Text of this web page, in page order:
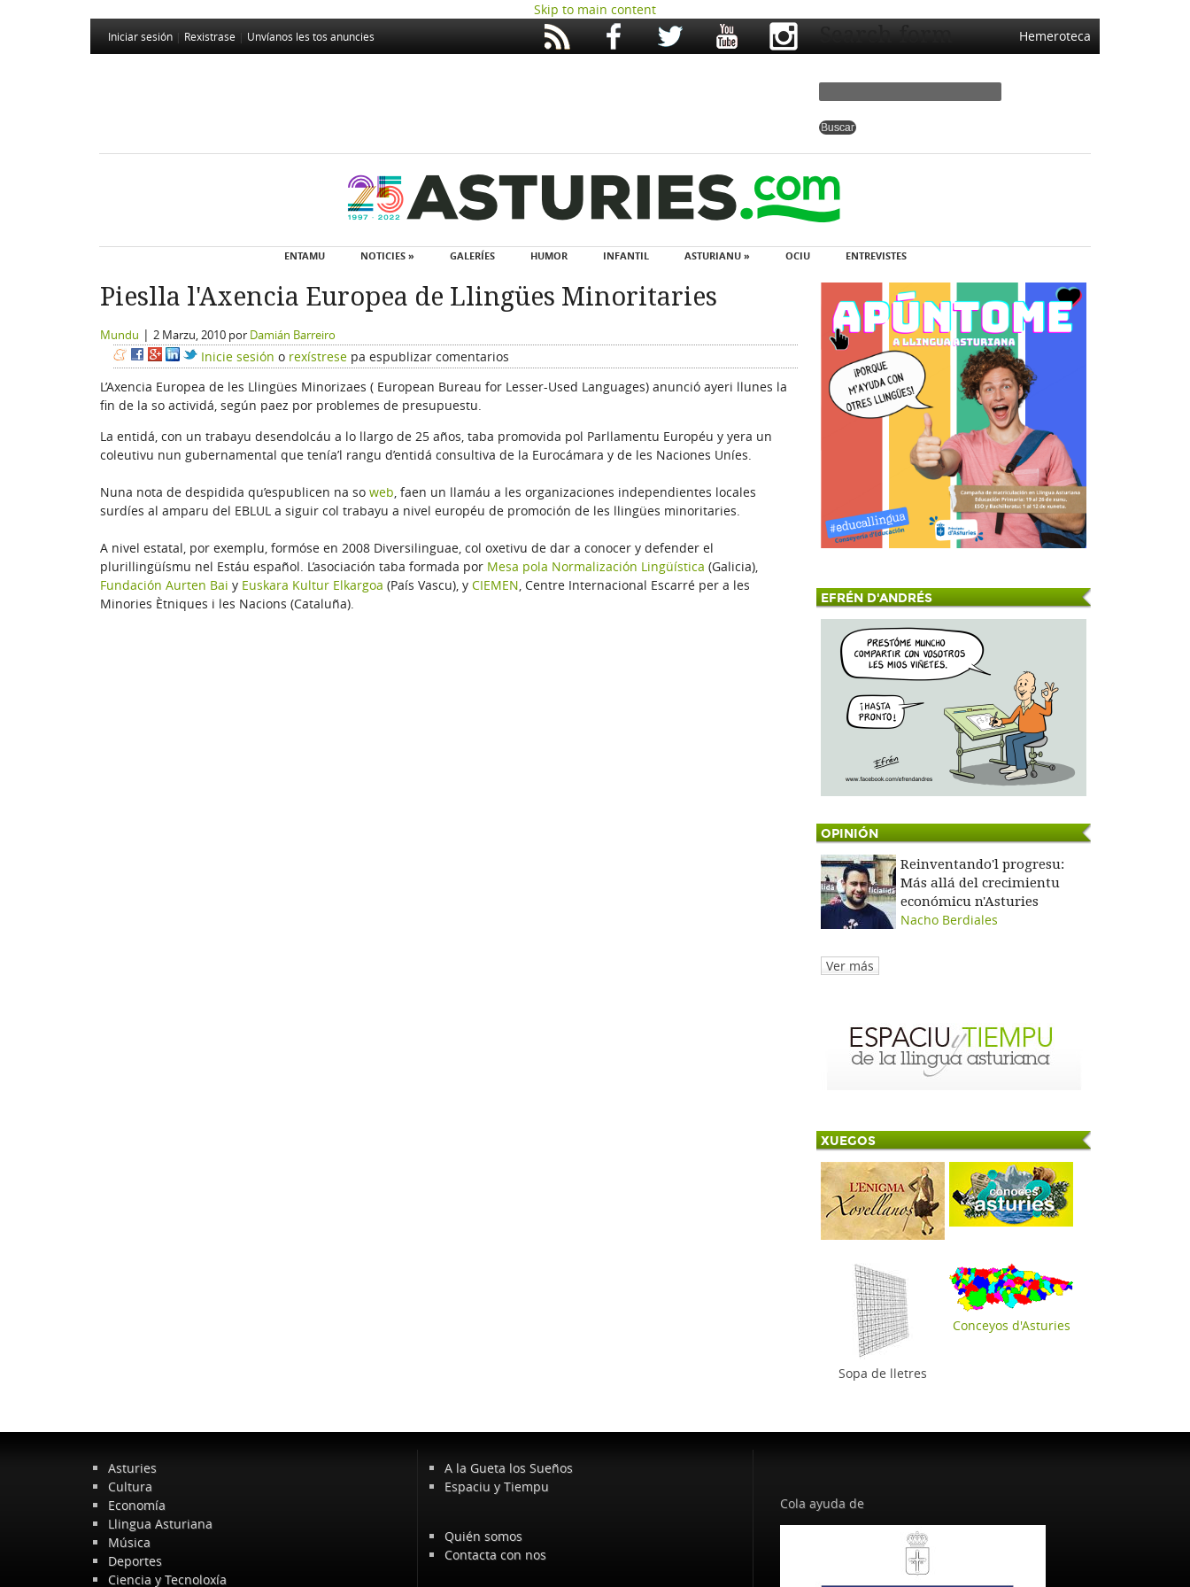
Skip to main content
Iniciar sesión Rexistrase Unvíanos les tos anuncies Hemeroteca
Search form
ENTAMU NOTICIES » GALERÍES HUMOR INFANTIL ASTURIANU » OCIU ENTREVISTES
Pieslla l'Axencia Europea de Llingües Minoritaries
Mundu | 2 Marzu, 2010 por Damián Barreiro
Inicie sesión o rexístrese pa espublizar comentarios
L’Axencia Europea de les Llingües Minorizaes ( European Bureau for Lesser-Used Languages) anunció ayeri llunes la
fin de la so actividá, según paez por problemes de presupuestu.
La entidá, con un trabayu desendolcáu a lo llargo de 25 años, taba promovida pol Parllamentu Européu y yera un
coleutivu nun gubernamental que tenía’l rangu d’entidá consultiva de la Eurocámara y de les Naciones Uníes.
Nuna nota de despidida qu’espublicen na so web, faen un llamáu a les organizaciones independientes locales
surdíes al amparu del EBLUL a siguir col trabayu a nivel européu de promoción de les llingües minoritaries.
A nivel estatal, por exemplu, formóse en 2008 Diversilinguae, col oxetivu de dar a conocer y defender el
plurillingüísmu nel Estáu español. L’asociación taba formada por Mesa pola Normalización Lingüística (Galicia),
Fundación Aurten Bai y Euskara Kultur Elkargoa (País Vascu), y CIEMEN, Centre Internacional Escarré per a les
Minories Ètniques i les Nacions (Cataluña).
EFRÉN D'ANDRÉS
OPINIÓN
Reinventando'l progresu:
Más allá del crecimientu
económicu n'Asturies
Nacho Berdiales
Ver más
XUEGOS
Sopa de lletres
Conceyos d'Asturies
Asturies
Cultura
Economía
Llingua Asturiana
Música
Deportes
Ciencia y Tecnoloxía
A la Gueta los Sueños
Espaciu y Tiempu
Quién somos
Contacta con nos
Cola ayuda de